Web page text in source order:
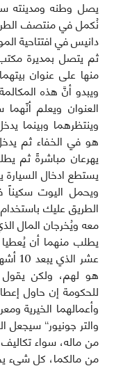
يصل وطنه ومدينته
نُكمل في منتصف
دانيس في افتتاحية
ثم يتصل بمديرة
منها على عنوان
ويبدو أنَّ هذه
العنوان ويعلم
وينتظرهما وبينما
هو في الخفاء ثم
يهرعان مباشرةً ثم
يستطع ادخال السيارة
ويحمل اليوت
الطريق عليك
يطلب منهما أن يُعطيا
عشر
هو لهم، ولكن يقول
للحكومة إن حاول
وأعمالهما الخيرية
والتر جونيور“ سيجعل
من ماله، سواء
من مالكما، كل شيء